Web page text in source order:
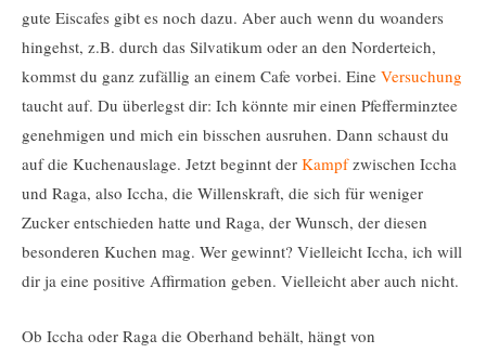
gute Eiscafes gibt es noch dazu. Aber auch wenn du woanders
hingehst, z.B. durch das Silvatikum oder an den Norderteich,
kommst du ganz zufällig an einem Cafe vorbei. Eine Versuchung
taucht auf. Du überlegst dir: Ich könnte mir einen Pfefferminztee
genehmigen und mich ein bisschen ausruhen. Dann schaust du
auf die Kuchenauslage. Jetzt beginnt der Kampfzwischen Iccha
und Raga, also Iccha, die Willenskraft, die sich für weniger
Zucker entschieden hatte und Raga, der Wunsch, der diesen
besonderen Kuchen mag. Wer gewinnt? Vielleicht Iccha, ich will
dir ja eine positive Affirmation geben. Vielleicht aber auch nicht.
Ob Iccha oder Raga die Oberhand behält, hängt von